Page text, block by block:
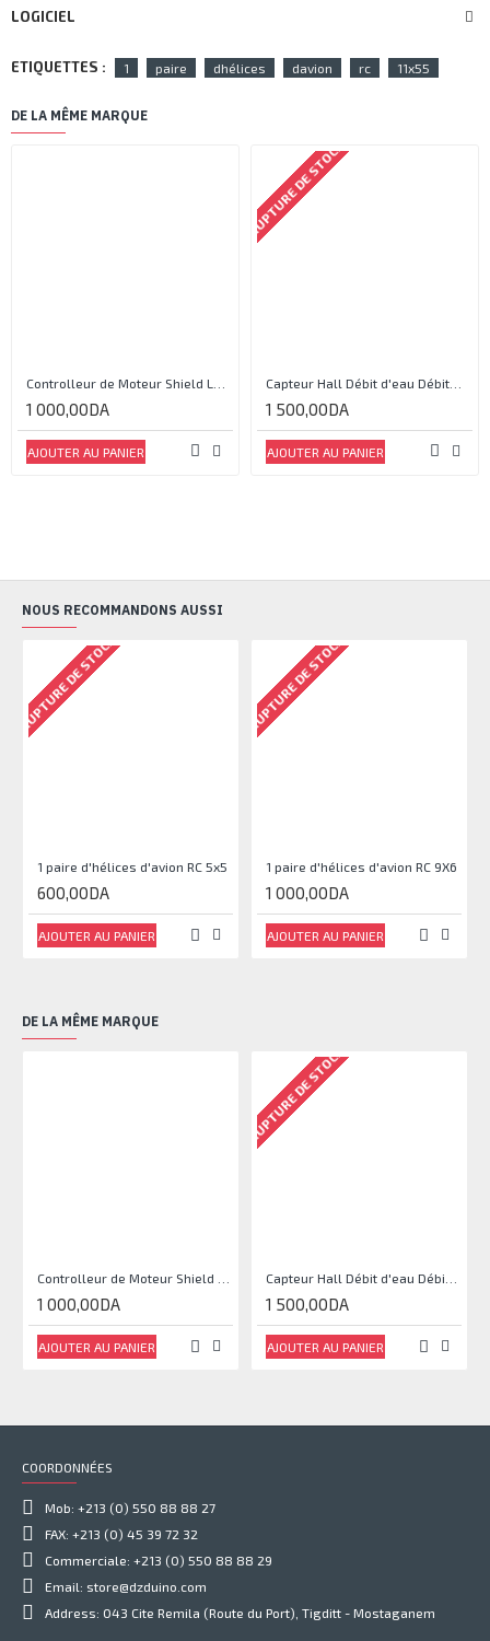
LOGICIEL
ETIQUETTES : 1 paire dhélices davion rc 11x55
DE LA MÊME MARQUE
1 000,00DA
AJOUTER AU PANIER
RUPTURE DE STOCK
Capteur Hall Débit d'eau Débitmètre Contrôle 1-30L Eau / min 1.75MPa
1 500,00DA
AJOUTER AU PANIER
NOUS RECOMMANDONS AUSSI
RUPTURE DE STOCK
1 paire d'hélices d'avion RC 5x5
600,00DA
AJOUTER AU PANIER
RUPTURE DE STOCK
1 paire d'hélices d'avion RC 9X6
1 000,00DA
AJOUTER AU PANIER
DE LA MÊME MARQUE
1 000,00DA
AJOUTER AU PANIER
RUPTURE DE STOCK
1 500,00DA
AJOUTER AU PANIER
COORDONNÉES
Mob: +213 (0) 550 88 88 27
FAX: +213 (0) 45 39 72 32
Commerciale: +213 (0) 550 88 88 29
Email: store@dzduino.com
Address: 043 Cite Remila (Route du Port), Tigditt - Mostaganem